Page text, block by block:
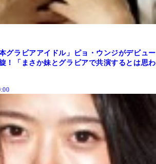
グラビアアイドル」ピョ・ウンジがデビュー
！「まさか妹とグラビアで共演するとは思わ